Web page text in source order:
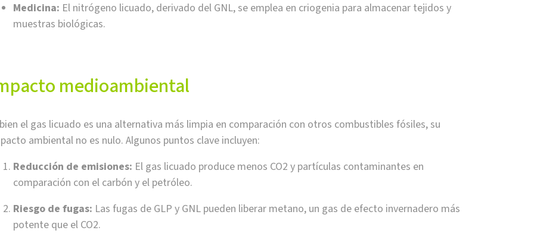
Medicina: El nitrógeno licuado, derivado del GNL, se emplea en criogenia para almacenar tejidos y
muestras biológicas.
medioambiental
el gas licuado es una alternativa más limpia en comparación con otros combustibles fósiles, su
ambiental no es nulo. Algunos puntos clave incluyen:
Reducción de emisiones: El gas licuado produce menos CO2 y partículas contaminantes en
comparación con el carbón y el petróleo.
Riesgo de fugas: Las fugas de GLP y GNL pueden liberar metano, un gas de efecto invernadero más
potente que el CO2.